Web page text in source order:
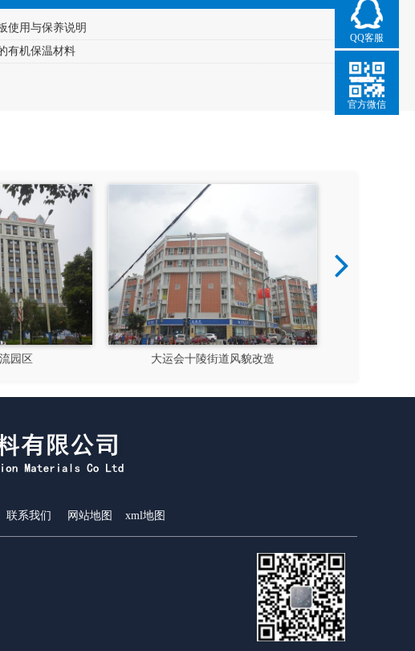
使用与保养说明
有机保温材料
运会十陵街道风貌改造 隆昌市文化馆
联系我们 网站地图 xml地图
QQ客服
官方微信